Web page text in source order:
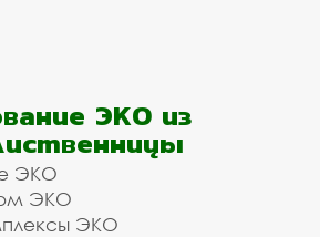
ЭКО из
ЭКО
ЭКО
ЭКО